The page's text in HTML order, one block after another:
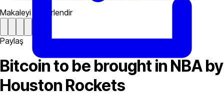
Makaleyi değerlendir
Paylaş
Bitcoin to be brought in NBA by
Houston Rockets